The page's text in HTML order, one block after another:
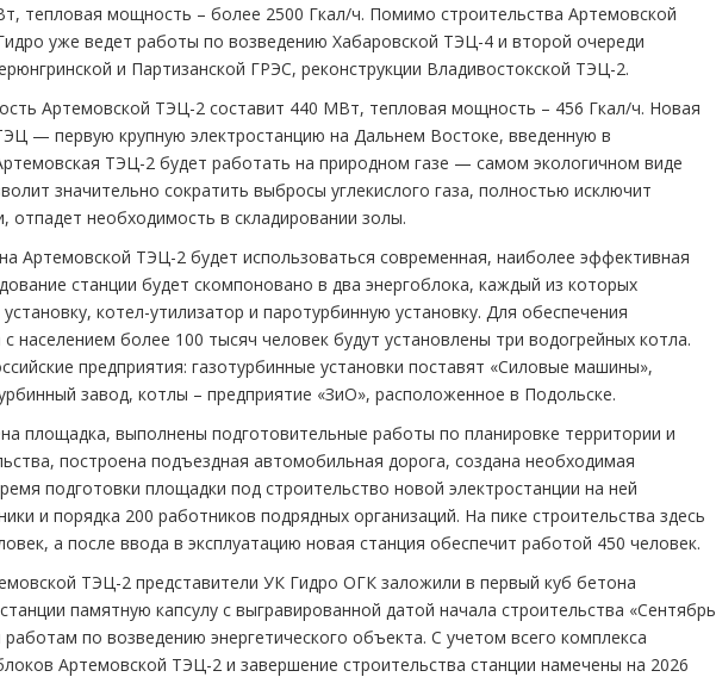
тепловая мощность – более 2500 Гкал/ч. Помимо строительства Артемовской
уже ведет работы по возведению Хабаровской ТЭЦ-4 и второй очереди
и Партизанской ГРЭС, реконструкции Владивостокской ТЭЦ-2.
Артемовской ТЭЦ-2 составит 440 МВт, тепловая мощность – 456 Гкал/ч. Новая
— первую крупную электростанцию на Дальнем Востоке, введенную в
ТЭЦ-2 будет работать на природном газе — самом экологичном виде
значительно сократить выбросы углекислого газа, полностью исключит
отпадет необходимость в складировании золы.
Артемовской ТЭЦ-2 будет использоваться современная, наиболее эффективная
станции будет скомпоновано в два энергоблока, каждый из которых
котел-утилизатор и паротурбинную установку. Для обеспечения
населением более 100 тысяч человек будут установлены три водогрейных котла.
предприятия: газотурбинные установки поставят «Силовые машины»,
завод, котлы – предприятие «ЗиО», расположенное в Подольске.
площадка, выполнены подготовительные работы по планировке территории и
построена подъездная автомобильная дорога, создана необходимая
подготовки площадки под строительство новой электростанции на ней
и порядка 200 работников подрядных организаций. На пике строительства здесь
а после ввода в эксплуатацию новая станция обеспечит работой 450 человек.
ТЭЦ-2 представители УК Гидро ОГК заложили в первый куб бетона
памятную капсулу с выгравированной датой начала строительства «Сентябрь
по возведению энергетического объекта. С учетом всего комплекса
Артемовской ТЭЦ-2 и завершение строительства станции намечены на 2026